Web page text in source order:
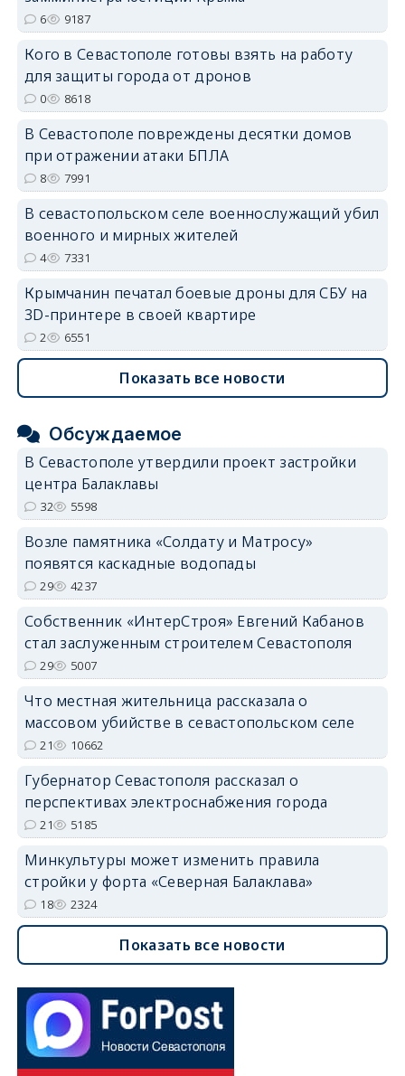
6 9187
Кого в Севастополе готовы взять на работу
для защиты города от дронов
0 8618
В Севастополе повреждены десятки домов
при отражении атаки БПЛА
8 7991
В севастопольском селе военнослужащий убил
военного и мирных жителей
4 7331
Крымчанин печатал боевые дроны для СБУ на
3D-принтере в своей квартире
2 6551
Показать все новости
Обсуждаемое
В Севастополе утвердили проект застройки
центра Балаклавы
32 5598
Возле памятника «Солдату и Матросу»
появятся каскадные водопады
29 4237
Собственник «ИнтерСтроя» Евгений Кабанов
стал заслуженным строителем Севастополя
29 5007
Что местная жительница рассказала о
массовом убийстве в севастопольском селе
21 10662
Губернатор Севастополя рассказал о
перспективах электроснабжения города
21 5185
Минкультуры может изменить правила
стройки у форта «Северная Балаклава»
18 2324
Показать все новости